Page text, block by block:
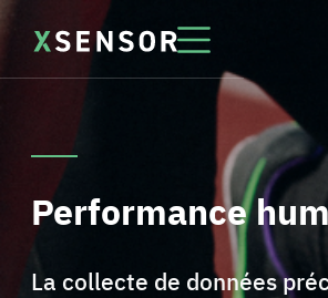
Performance
La collecte de données